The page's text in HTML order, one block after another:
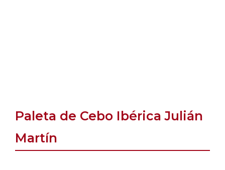
Paleta de Cebo Ibérica Julián
Martín